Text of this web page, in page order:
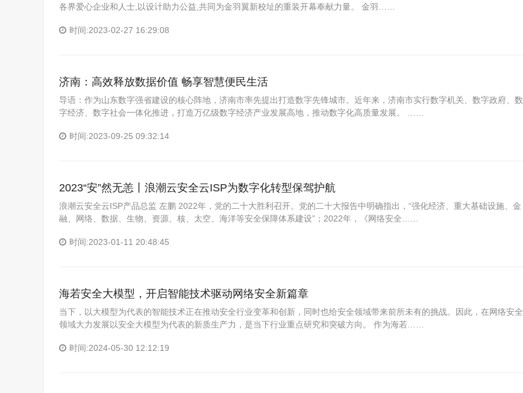
各界爱心企业和人士,以设计助力公益,共同为金羽翼新校址的重装开幕奉献力量。 金羽……
时间:2023-02-27 16:29:08
济南：高效释放数据价值 畅享智慧便民生活
导语：作为山东数字强省建设的核心阵地，济南市率先提出打造数字先锋城市。近年来，济南市实行数字机关、数字政府、数
字经济、数字社会一体化推进，打造万亿级数字经济产业发展高地，推动数字化高质量发展。 ……
时间:2023-09-25 09:32:14
2023“安”然无恙丨浪潮云安全云ISP为数字化转型保驾护航
浪潮云安全云ISP产品总监 左鹏 2022年，党的二十大胜利召开。党的二十大报告中明确指出，“强化经济、重大基础设施、金
融、网络、数据、生物、资源、核、太空、海洋等安全保障体系建设”；2022年，《网络安全……
时间:2023-01-11 20:48:45
海若安全大模型，开启智能技术驱动网络安全新篇章
当下，以大模型为代表的智能技术正在推动安全行业变革和创新，同时也给安全领域带来前所未有的挑战。因此，在网络安全
领域大力发展以安全大模型为代表的新质生产力，是当下行业重点研究和突破方向。 作为海若……
时间:2024-05-30 12:12:19